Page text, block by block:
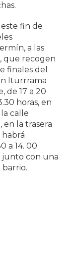
fin de
a las
que recogen
finales del
Iturrrama
de 17 a 20
horas, en
calle
en la trasera
habrá
a 14. 00
junto con una